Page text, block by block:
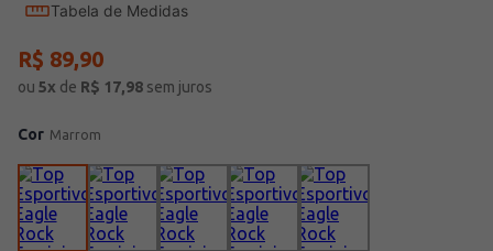
Tabela de Medidas
R$ 89,90
ou 5x de R$ 17,98 sem juros
Cor Marrom